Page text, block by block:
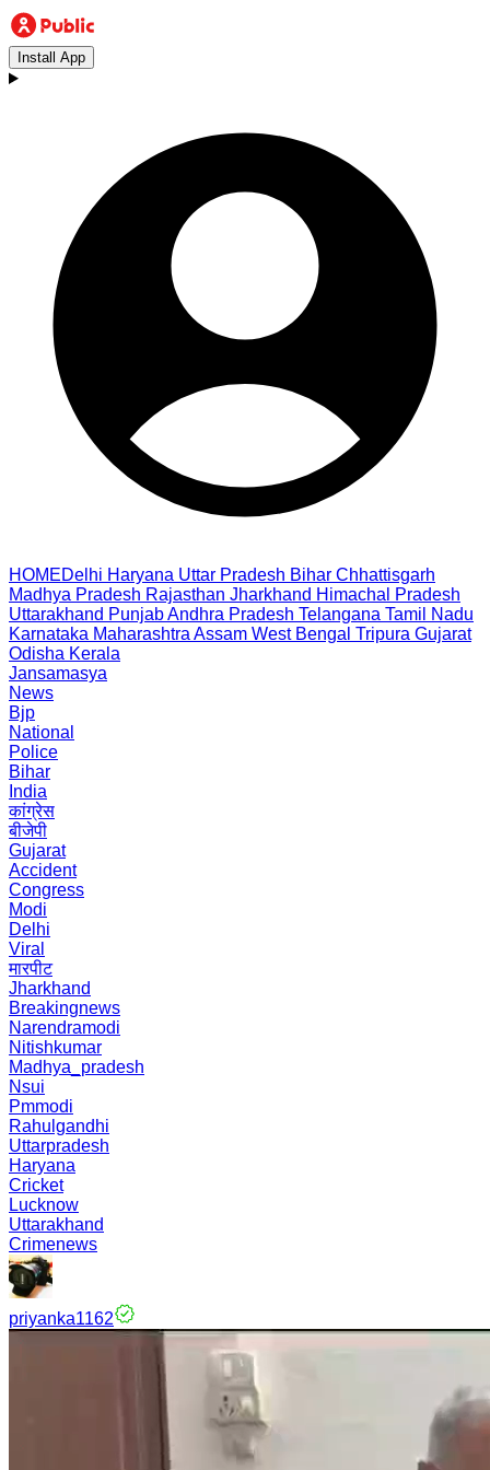
Install App
HOMEDelhi Haryana Uttar Pradesh Bihar Chhattisgarh
Madhya Pradesh Rajasthan Jharkhand Himachal Pradesh
Uttarakhand PunjabAndhra Pradesh Telangana Tamil Nadu
Karnataka Maharashtra Assam West Bengal Tripura Gujarat
Odisha Kerala
Jansamasya
News
Bjp
National
Police
Bihar
India
कांग्रेस
बीजेपी
Gujarat
Accident
Congress
Modi
Delhi
Viral
मारपीट
Jharkhand
Breakingnews
Narendramodi
Nitishkumar
Madhya_pradesh
Nsui
Pmmodi
Rahulgandhi
Uttarpradesh
Haryana
Cricket
Lucknow
Uttarakhand
Crimenews
priyanka1162